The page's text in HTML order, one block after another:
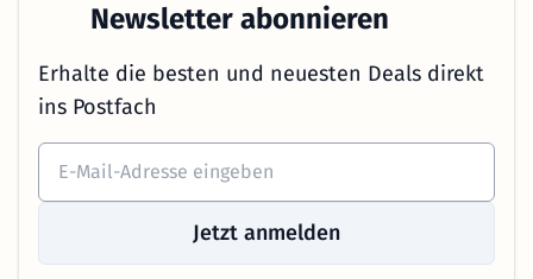
Newsletter abonnieren
Erhalte die besten und neuesten Deals direkt
ins Postfach
Jetzt anmelden